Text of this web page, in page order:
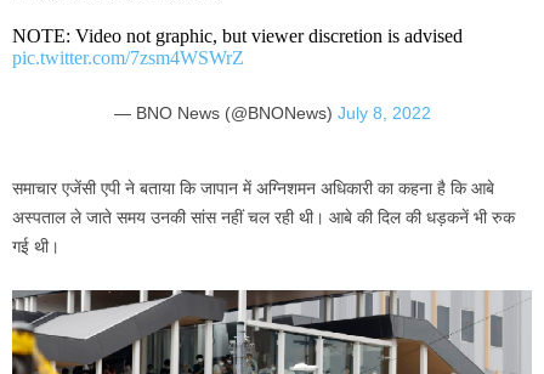
NOTE: Video not graphic, but viewer discretion is advised
pic.twitter.com/7zsm4WSWrZ
— BNO News (@BNONews) July 8, 2022
समाचार एजेंसी एपी ने बताया कि जापान में अग्निशमन अधिकारी का कहना है कि आबे
अस्पताल ले जाते समय उनकी सांस नहीं चल रही थी। आबे की दिल की धड़कनें भी रुक
गई थी।